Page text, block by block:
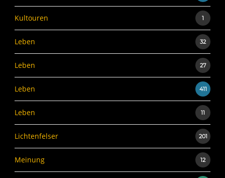
Kultouren 1
Leben 32
Leben 27
Leben 411
Leben 11
Lichtenfelser 201
Meinung 12